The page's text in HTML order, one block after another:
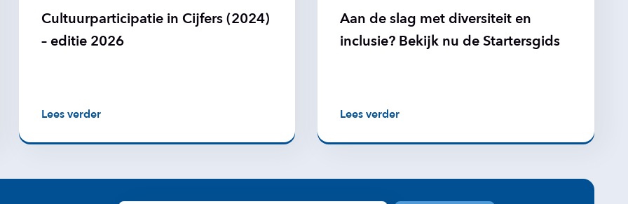
Cultuurparticipatie in Cijfers (2024)
– editie 2026
Lees verder
Aan de slag met diversiteit en
inclusie? Bekijk nu de Startersgids
Lees verder